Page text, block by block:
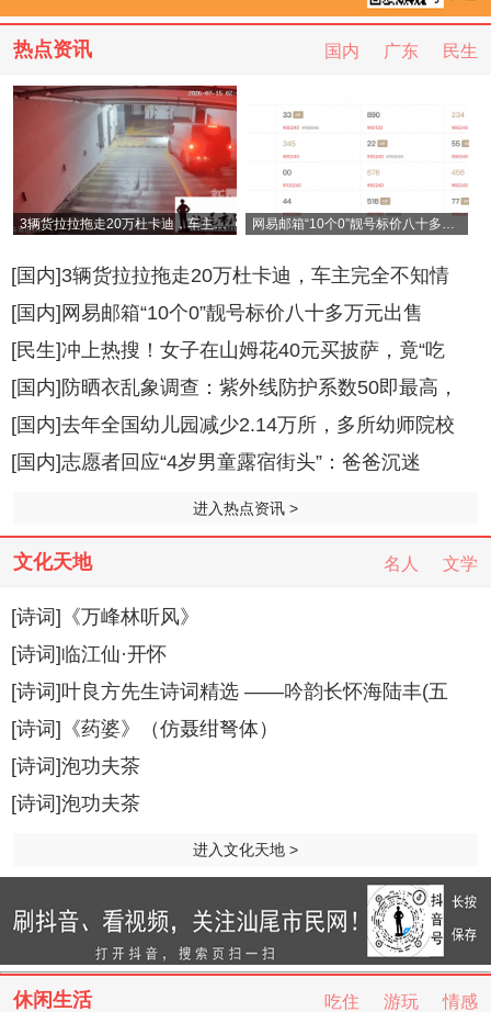
热点资讯 国内 广东 民生
3辆货拉拉拖走20万杜卡迪，车主完全不知情
[国内]3辆货拉拉拖走20万杜卡迪，车主完全不知情
[国内]网易邮箱“10个0”靓号标价八十多万元出售
[民生]冲上热搜！女子在山姆花40元买披萨，竟“吃
[国内]防晒衣乱象调查：紫外线防护系数50即最高，
[国内]去年全国幼儿园减少2.14万所，多所幼师院校
[国内]志愿者回应“4岁男童露宿街头”：爸爸沉迷
进入热点资讯 >
文化天地 名人 文学
[诗词]《万峰林听风》
[诗词]临江仙·开怀
[诗词]叶良方先生诗词精选 ——吟韵长怀海陆丰(五
[诗词]《药婆》（仿聂绀弩体）
[诗词]泡功夫茶
[诗词]泡功夫茶
进入文化天地 >
休闲生活 吃住 游玩 情感